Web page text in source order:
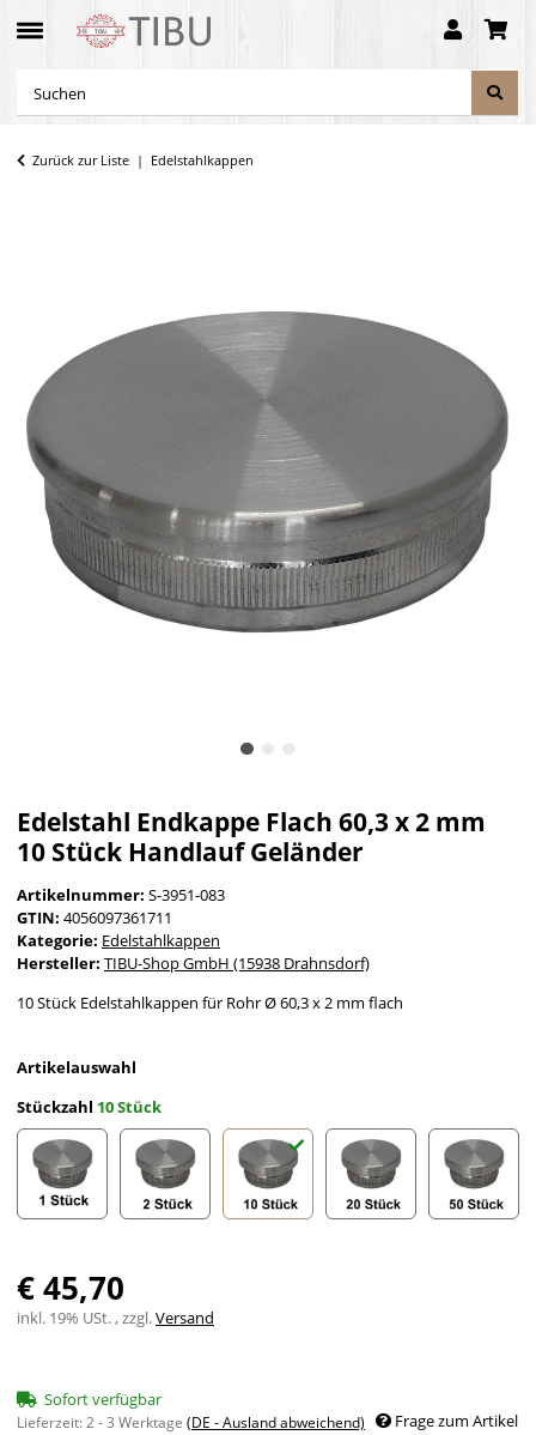
Zurück zur Liste Edelstahlkappen
Edelstahl Endkappe Flach 60,3 x 2 mm
10 Stück Handlauf Geländer
Artikelnummer: S-3951-083
GTIN: 4056097361711
Kategorie: Edelstahlkappen
Hersteller: TIBU-Shop GmbH (15938 Drahnsdorf)
10 Stück Edelstahlkappen für Rohr Ø 60,3 x 2 mm flach
Artikelauswahl
Stückzahl 10 Stück
€ 45,70
inkl. 19% USt. , zzgl.Versand
Sofort verfügbar
Lieferzeit:2 - 3 Werktage (DE - Ausland abweichend) Frage zum Artikel